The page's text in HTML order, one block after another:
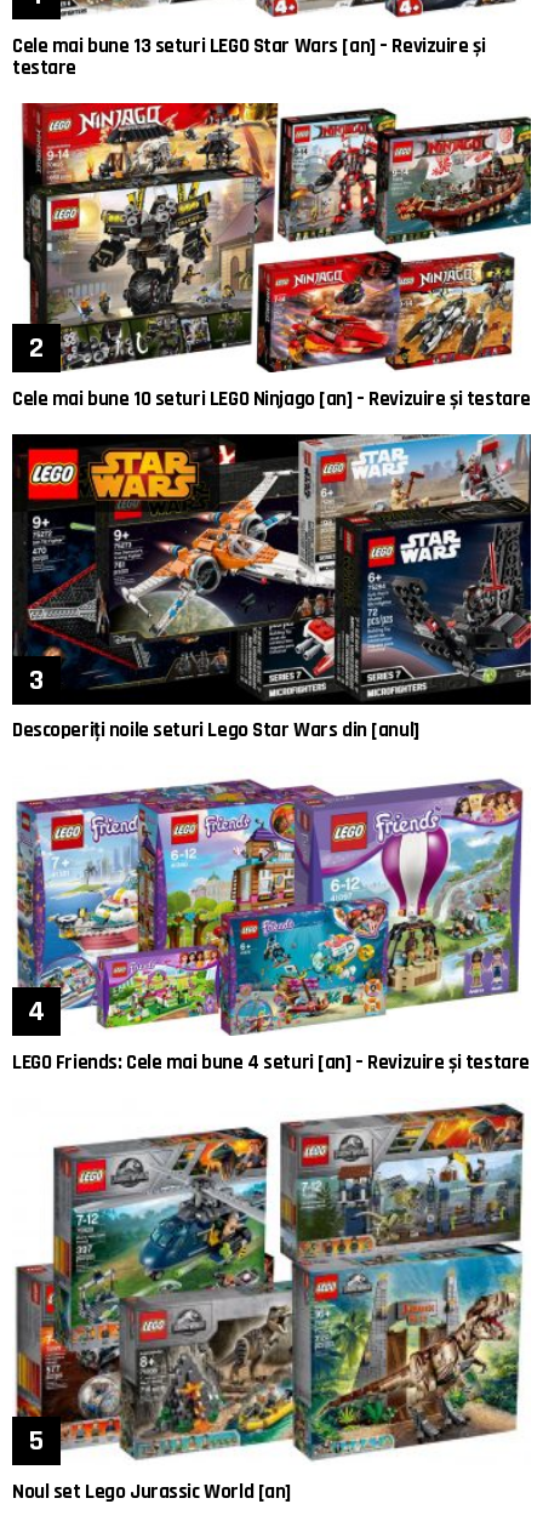
Cele mai bune 13 seturi LEGO Star Wars [an] – Revizuire și
testare
Cele mai bune 10 seturi LEGO Ninjago [an] – Revizuire și testare
Descoperiți noile seturi Lego Star Wars din [anul]
LEGO Friends: Cele mai bune 4 seturi [an] – Revizuire și testare
Noul set Lego Jurassic World [an]